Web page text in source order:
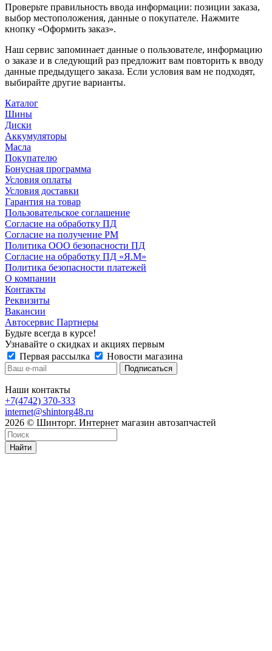
Проверьте правильность ввода информации: позиции заказа,
выбор местоположения, данные о покупателе. Нажмите
кнопку «Оформить заказ».
Наш сервис запоминает данные о пользователе, информацию
о заказе и в следующий раз предложит вам повторить к вводу
данные предыдущего заказа. Если условия вам не подходят,
выбирайте другие варианты.
Каталог
Шины
Диски
Аккумуляторы
Масла
Покупателю
Бонусная программа
Условия оплаты
Условия доставки
Гарантия на товар
Пользовательское соглашение
Согласие на обработку ПД
Согласие на получение РМ
Политика ООО безопасности ПД
Согласие на обработку ПД «Я.М»
Политика безопасности платежей
О компании
Контакты
Реквизиты
Вакансии
Автосервис Партнеры
Будьте всегда в курсе!
Узнавайте о скидках и акциях первым
Первая рассылка
Новости магазина
Наши контакты
+7(4742) 370-333
internet@shintorg48.ru
2026 © Шинторг. Интернет магазин автозапчастей
Найти